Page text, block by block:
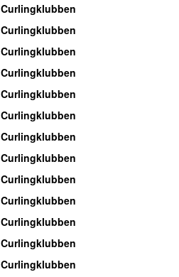
Curlingklubben
Curlingklubben
Curlingklubben
Curlingklubben
Curlingklubben
Curlingklubben
Curlingklubben
Curlingklubben
Curlingklubben
Curlingklubben
Curlingklubben
Curlingklubben
Curlingklubben